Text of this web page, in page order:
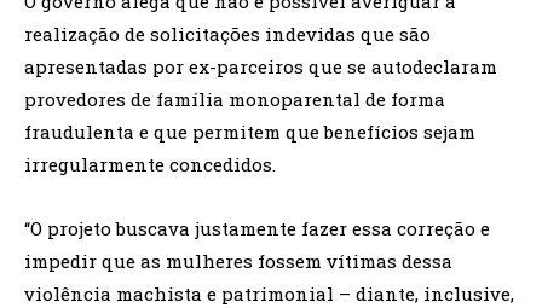
realização de solicitações indevidas que são
apresentadas por ex-parceiros que se autodeclaram
provedores de família monoparental de forma
fraudulenta e que permitem que benefícios sejam
irregularmente concedidos.
“O projeto buscava justamente fazer essa correção e
impedir que as mulheres fossem vítimas dessa
violência machista e patrimonial – diante, inclusive,